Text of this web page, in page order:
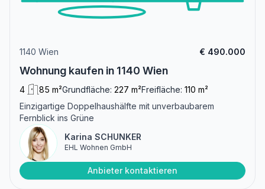
1140 Wien € 490.000
Wohnung kaufen in 1140 Wien
4 85 m²Grundfläche: 227 m²Freifläche: 110 m²
Einzigartige Doppelhaushälfte mit unverbaubarem
Fernblick ins Grüne
Karina SCHUNKER
EHL Wohnen GmbH
Anbieter kontaktieren